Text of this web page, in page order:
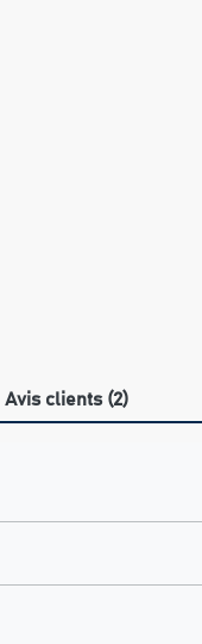
Avis clients (2)